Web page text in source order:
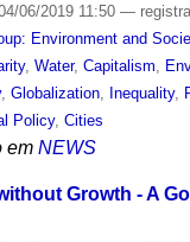
06/2019 11:50 —
Environment and
, Water, Capitalism
, Globalization, Inequality,
Policy, Cities
em NEWS
Growth - A